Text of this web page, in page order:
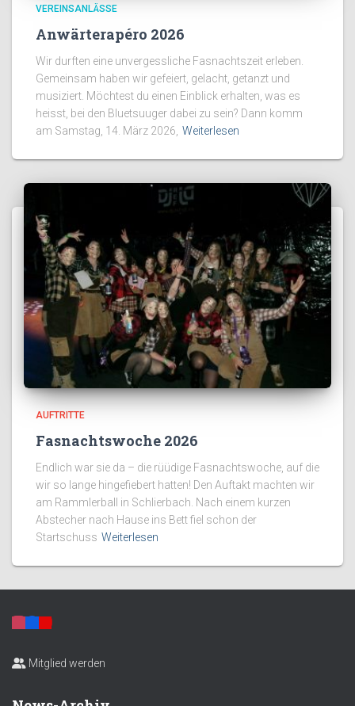
VEREINSANLÄSSE
Anwärterapéro 2026
Wir durften eine unvergessliche Fasnachtszeit erleben.
Gemeinsam haben wir gefeiert, gelacht, getanzt und
musiziert. Möchtest du einen Einblick erhalten, was es
heisst, bei den Bluetsuuger dabei zu sein? Dann komm
am Samstag, 14. März 2026, Weiterlesen
AUFTRITTE
Fasnachtswoche 2026
Endlich war sie da – die rüüdige Fasnachtswoche, auf die
wir so lange hingefiebert hatten! Den Auftakt machten wir
am Rammlerball in Schlierbach. Nach einem kurzen
Abstecher nach Hause ins Bett fiel schon der
Startschuss Weiterlesen
Mitglied werden